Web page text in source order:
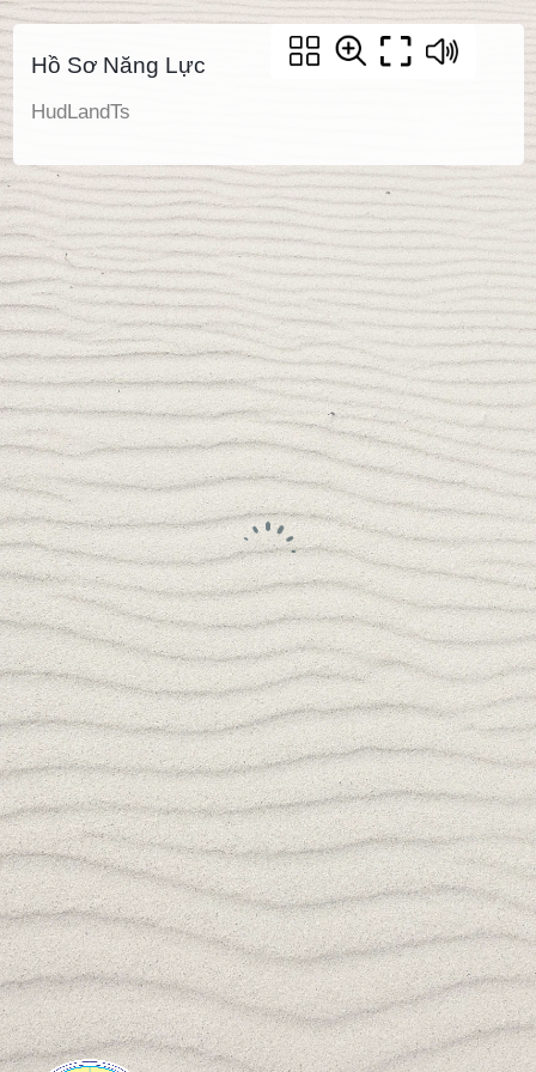
Hồ Sơ Năng Lực
HudLandTs